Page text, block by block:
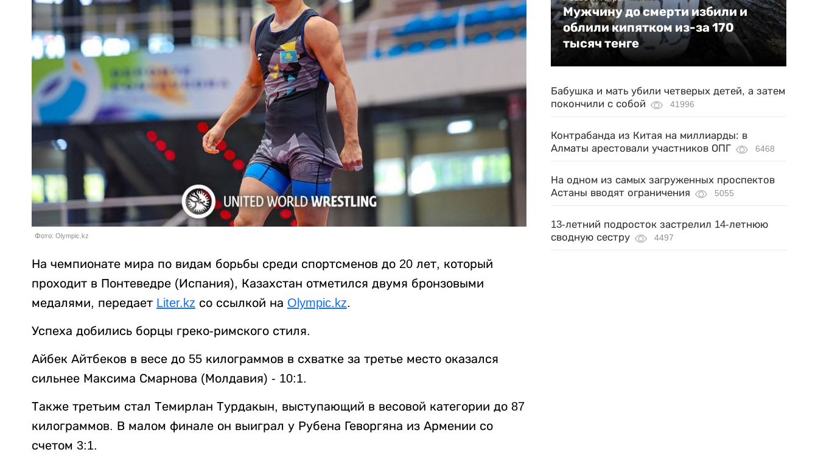
Фото: Olympic.kz
На чемпионате мира по видам борьбы среди спортсменов до 20 лет, который
проходит в Понтеведре (Испания), Казахстан отметился двумя бронзовыми
медалями, передает Liter.kz со ссылкой на Olympic.kz.
Успеха добились борцы греко-римского стиля.
Айбек Айтбеков в весе до 55 килограммов в схватке за третье место оказался
сильнее Максима Смарнова (Молдавия) - 10:1.
Также третьим стал Темирлан Турдакын, выступающий в весовой категории до 87
килограммов. В малом финале он выиграл у Рубена Геворгяна из Армении со
счетом 3:1.
Мужчину до смерти избили и
облили кипятком из-за 170
тысяч тенге
Бабушка и мать убили четверых детей, а затем
покончили с собой
41996
Контрабанда из Китая на миллиарды: в
Алматы арестовали участников ОПГ
6468
На одном из самых загруженных проспектов
Астаны вводят ограничения
5055
13-летний подросток застрелил 14-летнюю
сводную сестру
4497